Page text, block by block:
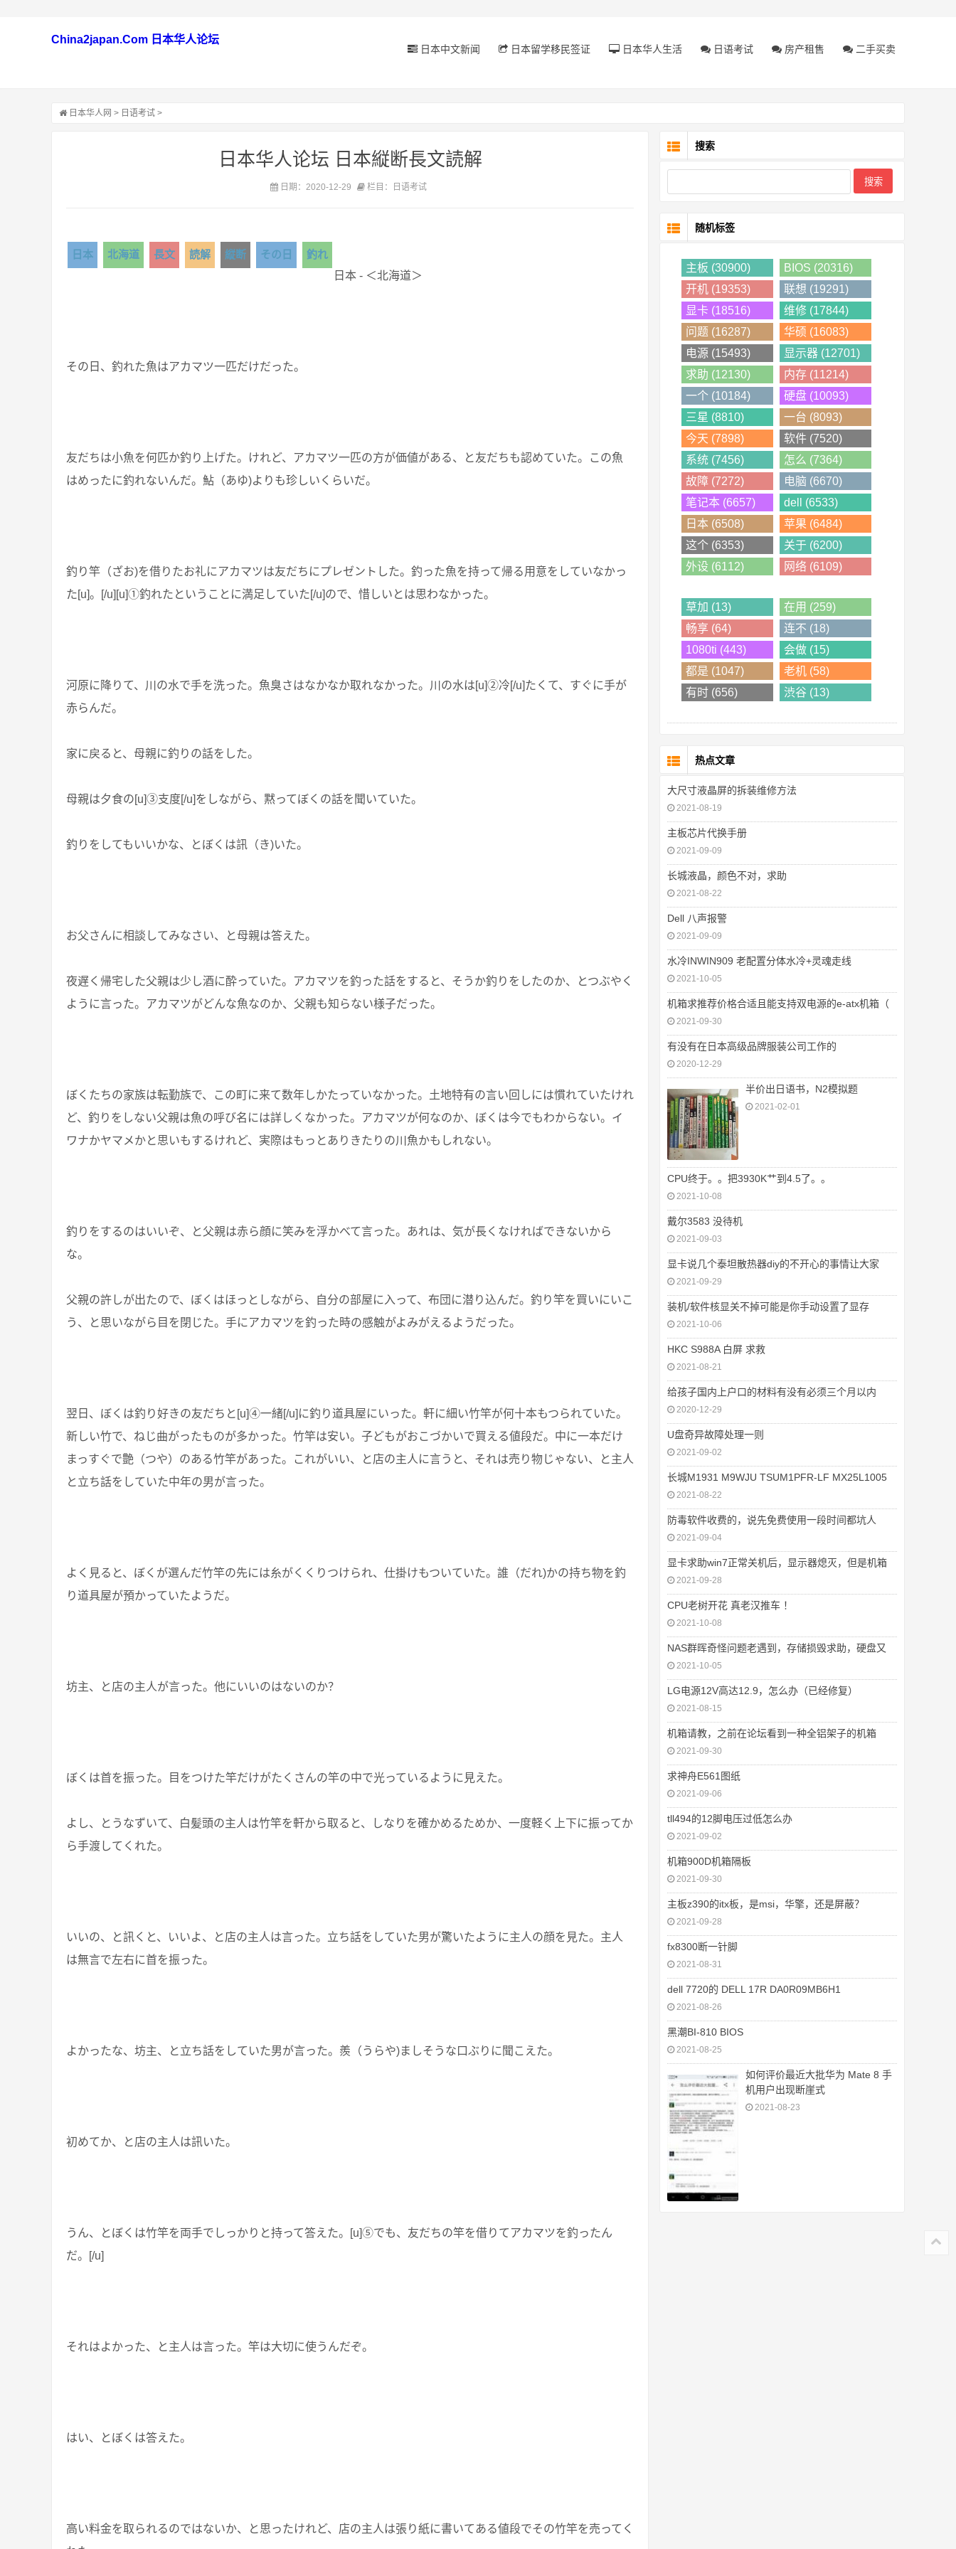
China2japan.Com 日本华人论坛
日本中文新闻 日本留学移民签证 日本华人生活 日语考试 房产租售 二手买卖
日本华人网 > 日语考试 >
日本华人论坛 日本縦断長文読解
日期：2020-12-29 栏目：日语考试
日本 北海道 長文 読解 縦断 その日
釣れ
日本 - ＜北海道＞
その日、釣れた魚はアカマツ一匹だけだった。
友だちは小魚を何匹か釣り上げた。けれど、アカマツ一匹の方が価値がある、と友だちも認めていた。この魚
はめったに釣れないんだ。鮎（あゆ)よりも珍しいくらいだ。
釣り竿（ざお)を借りたお礼にアカマツは友だちにプレゼントした。釣った魚を持って帰る用意をしていなかっ
た[u]。[/u][u]①釣れたということに満足していた[/u]ので、惜しいとは思わなかった。
河原に降りて、川の水で手を洗った。魚臭さはなかなか取れなかった。川の水は[u]②冷[/u]たくて、すぐに手が
赤らんだ。
家に戻ると、母親に釣りの話をした。
母親は夕食の[u]③支度[/u]をしながら、黙ってぼくの話を聞いていた。
釣りをしてもいいかな、とぼくは訊（き)いた。
お父さんに相談してみなさい、と母親は答えた。
夜遅く帰宅した父親は少し酒に酔っていた。アカマツを釣った話をすると、そうか釣りをしたのか、とつぶやく
ように言った。アカマツがどんな魚なのか、父親も知らない様子だった。
ぼくたちの家族は転勤族で、この町に来て数年しかたっていなかった。土地特有の言い回しには慣れていたけれ
ど、釣りをしない父親は魚の呼び名には詳しくなかった。アカマツが何なのか、ぼくは今でもわからない。イ
ワナかヤマメかと思いもするけれど、実際はもっとありきたりの川魚かもしれない。
釣りをするのはいいぞ、と父親は赤ら顔に笑みを浮かべて言った。あれは、気が長くなければできないから
な。
父親の許しが出たので、ぼくはほっとしながら、自分の部屋に入って、布団に潜り込んだ。釣り竿を買いにいこ
う、と思いながら目を閉じた。手にアカマツを釣った時の感触がよみがえるようだった。
翌日、ぼくは釣り好きの友だちと[u]④一緒[/u]に釣り道具屋にいった。軒に細い竹竿が何十本もつられていた。
新しい竹で、ねじ曲がったものが多かった。竹竿は安い。子どもがおこづかいで買える値段だ。中に一本だけ
まっすぐで艶（つや）のある竹竿があった。これがいい、と店の主人に言うと、それは売り物じゃない、と主人
と立ち話をしていた中年の男が言った。
よく見ると、ぼくが選んだ竹竿の先には糸がくくりつけられ、仕掛けもついていた。誰（だれ)かの持ち物を釣
り道具屋が預かっていたようだ。
坊主、と店の主人が言った。他にいいのはないのか？
ぼくは首を振った。目をつけた竿だけがたくさんの竿の中で光っているように見えた。
よし、とうなずいて、白髪頭の主人は竹竿を軒から取ると、しなりを確かめるためか、一度軽く上下に振ってか
ら手渡してくれた。
いいの、と訊くと、いいよ、と店の主人は言った。立ち話をしていた男が驚いたように主人の顔を見た。主人
は無言で左右に首を振った。
よかったな、坊主、と立ち話をしていた男が言った。羨（うらや)ましそうな口ぶりに聞こえた。
初めてか、と店の主人は訊いた。
うん、とぼくは竹竿を両手でしっかりと持って答えた。[u]⑤でも、友だちの竿を借りてアカマツを釣ったん
だ。[/u]
それはよかった、と主人は言った。竿は大切に使うんだぞ。
はい、とぼくは答えた。
高い料金を取られるのではないか、と思ったけれど、店の主人は張り紙に書いてある値段でその竹竿を売ってく
搜索
随机标签
主板 (30900)
BIOS (20316)
开机 (19353)
联想 (19291)
显卡 (18516)
维修 (17844)
问题 (16287)
华硕 (16083)
电源 (15493)
显示器 (12701)
求助 (12130)
内存 (11214)
一个 (10184)
硬盘 (10093)
三星 (8810)
一台 (8093)
今天 (7898)
软件 (7520)
系统 (7456)
怎么 (7364)
故障 (7272)
电脑 (6670)
笔记本 (6657)
dell (6533)
日本 (6508)
苹果 (6484)
这个 (6353)
关于 (6200)
外设 (6112)
网络 (6109)
草加 (13)
在用 (259)
畅享 (64)
连不 (18)
1080ti (443)
会做 (15)
都是 (1047)
老机 (58)
有时 (656)
渋谷 (13)
热点文章
大尺寸液晶屏的拆装维修方法
2021-08-19
主板芯片代换手册
2021-09-09
长城液晶，颜色不对，求助
2021-08-22
Dell 八声报警
2021-09-09
水冷INWIN909 老配置分体水冷+灵魂走线
2021-10-05
机箱求推荐价格合适且能支持双电源的e-atx机箱（
2021-09-30
有没有在日本高级品牌服装公司工作的
2020-12-29
半价出日语书，N2模拟题
2021-02-01
CPU终于。。把3930K艹到4.5了。。
2021-10-08
戴尔3583 没待机
2021-09-03
显卡说几个泰坦散热器diy的不开心的事情让大家
2021-09-29
装机/软件核显关不掉可能是你手动设置了显存
2021-10-06
HKC S988A 白屏 求救
2021-08-21
给孩子国内上户口的材料有没有必须三个月以内
2020-12-29
U盘奇异故障处理一则
2021-09-02
长城M1931 M9WJU TSUM1PFR-LF MX25L1005
2021-08-22
防毒软件收费的，说先免费使用一段时间都坑人
2021-09-04
显卡求助win7正常关机后，显示器熄灭，但是机箱
2021-09-28
CPU老树开花 真老汉推车 ！
2021-10-08
NAS群晖奇怪问题老遇到，存储损毁求助，硬盘又
2021-10-05
LG电源12V高达12.9，怎么办（已经修复）
2021-08-15
机箱请教，之前在论坛看到一种全铝架子的机箱
2021-09-30
求神舟E561图纸
2021-09-06
tll494的12脚电压过低怎么办
2021-09-02
机箱900D机箱隔板
2021-09-30
主板z390的itx板，是msi，华擎，还是屏蔽？
2021-09-28
fx8300断一针脚
2021-08-31
dell 7720的 DELL 17R DA0R09MB6H1
2021-08-26
黑潮BI-810 BIOS
2021-08-25
如何评价最近大批华为 Mate 8 手
机用户出现断崖式
2021-08-23